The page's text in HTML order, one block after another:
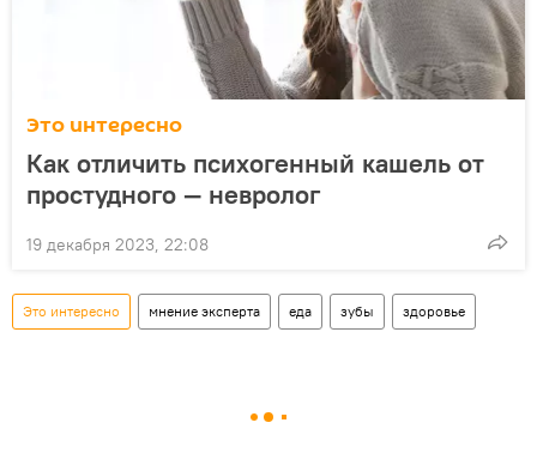
Это интересно
Как отличить психогенный кашель от
простудного — невролог
19 декабря 2023, 22:08
Это интересно мнение эксперта еда зубы здоровье